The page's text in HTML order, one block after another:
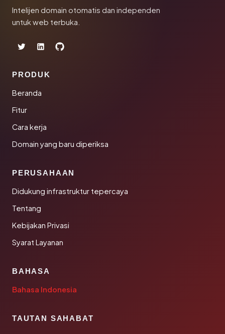
Intelijen domain otomatis dan independen
untuk web terbuka.
PRODUK
Beranda
Fitur
Cara kerja
Domain yang baru diperiksa
PERUSAHAAN
Didukung infrastruktur tepercaya
Tentang
Kebijakan Privasi
Syarat Layanan
BAHASA
Bahasa Indonesia
TAUTAN SAHABAT